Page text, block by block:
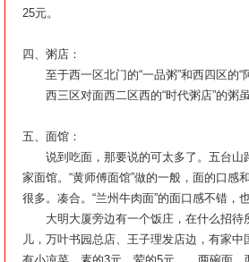
25元。
四、粥店：
至于西一区北门的“一品粥”和西四区的“
西三区对面西二区西的“时代粥店”的粥
五、面馆：
说到吃面，那要说的可太多了。五台山
家面馆。“黄师傅面馆”做的一般，面的口感
很多。凑合。“兰州牛肉面”的面口感不错，
大明大厦旁边有一个饭庄，在什么招待
儿，万叶书园总店、王子理发店边，有家